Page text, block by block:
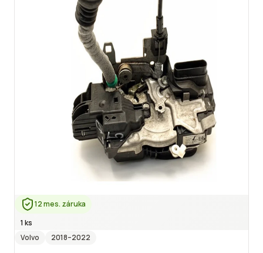
12 mes. záruka
1 ks
Volvo
2018–2022